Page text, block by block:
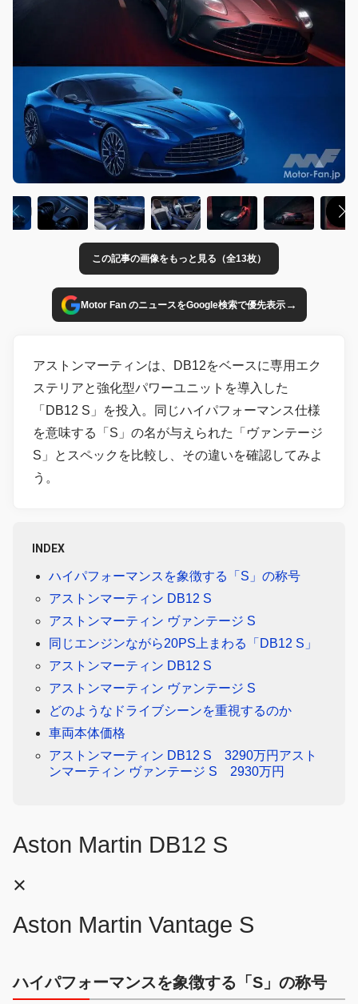
この記事の画像をもっと見る（全13枚）
Motor Fan のニュースをGoogle検索で優先表示→
アストンマーティンは、DB12をベースに専用エク
ステリアと強化型パワーユニットを導入した
「DB12 S」を投入。同じハイパフォーマンス仕様
を意味する「S」の名が与えられた「ヴァンテージ
S」とスペックを比較し、その違いを確認してみよ
う。
INDEX
ハイパフォーマンスを象徴する「S」の称号
アストンマーティン DB12 S
アストンマーティン ヴァンテージ S
同じエンジンながら20PS上まわる「DB12 S」
アストンマーティン DB12 S
アストンマーティン ヴァンテージ S
どのようなドライブシーンを重視するのか
車両本体価格
アストンマーティン DB12 S 3290万円アスト
ンマーティン ヴァンテージ S 2930万円
Aston Martin DB12 S
×
Aston Martin Vantage S
ハイパフォーマンスを象徴する「S」の称号